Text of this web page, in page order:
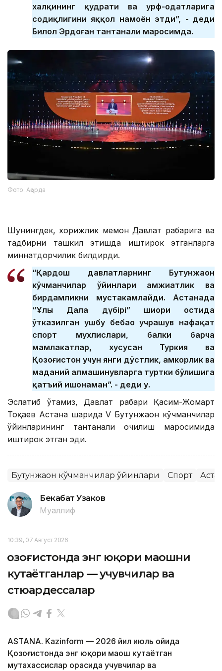
халқининг қудрати ва урф-одатларига
содиқлигини яққол намоён этди”, - деди
Билол Эрдоған тантанали маросимда.
Фото: Ақорда
Шунингдек, хорижлик меҳмон Давлат раҳбарига ва
тадбирни ташкил этишда иштирок этганларга
миннатдорчилик билдирди.
“Қардош давлатларнинг Бутунжаҳон
кўчманчилар ўйинлари ҳамжиҳатлик ва
бирдамликни мустаҳкамлайди. Астанада
“Ұлы Дала дүбірі” шиори остида
ўтказилган ушбу бебаҳо учрашув нафақат
спорт мухлислари, балки барча
мамлакатлар, хусусан Туркия ва
Қозоғистон учун янги дўстлик, ҳамкорлик ва
маданий алмашинувларга туртки бўлишига
қатъий ишонаман”. - деди у.
Эслатиб ўтамиз, Давлат раҳбари Қасим-Жомарт
Тоқаев Астана шаҳрида V Бутунжаҳон кўчманчилар
ўйинларининг тантанали очилиш маросимида
иштирок этган эди.
Бутунжаҳон кўчманчилар ўйинлари Спорт
Бекабат Узаков
Муаллиф
10:39, 07 Август 2026
Қозоғистонда энг юқори маошни
кутаётганлар — учувчилар ва
стюардессалар
ASTANA. Kazinform — 2026 йил июль ойида
Қозоғистонда энг юқори маош кутаётган
мутахассислар орасида учувчилар ва